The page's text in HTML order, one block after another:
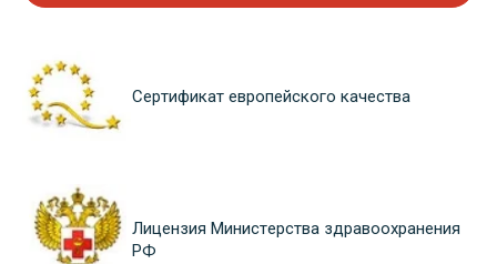
Сертификат европейского качества
Лицензия Министерства здравоохранения
РФ